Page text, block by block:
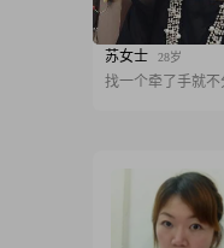
苏女士 28岁
找一个牵了手就不